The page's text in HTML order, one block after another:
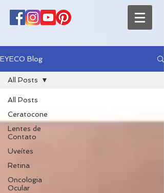
EYECO Blog
All Posts
Ceratocone
Lentes de
Contato
Uveítes
Retina
Oncologia
Ocular
All Posts